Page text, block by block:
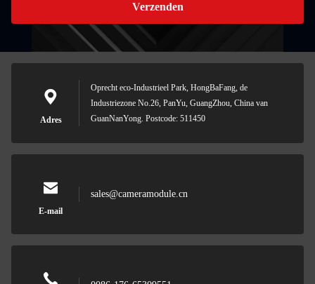
Verzenden
Adres
Oprecht eco-Industrieel Park, HongBaFang, de
Industriezone No.26, PanYu, GuangZhou, China van
GuanNanYong. Postcode: 511450
E-mail
sales@cameramodule.cn